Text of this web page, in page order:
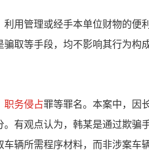
管理或经手本单位财物的便
取等手段，均不影响其行为构
职务侵占罪等罪名。本案中，因
。有观点认为，韩某是通过欺骗
辆所需程序材料，而非涉案车